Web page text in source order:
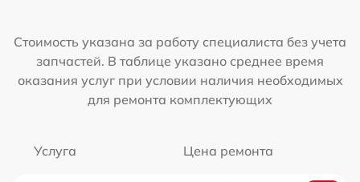
Стоимость указана за работу специалиста без учета
запчастей. В таблице указано среднее время
оказания услуг при условии наличия необходимых
для ремонта комплектующих
Услуга Цена ремонта